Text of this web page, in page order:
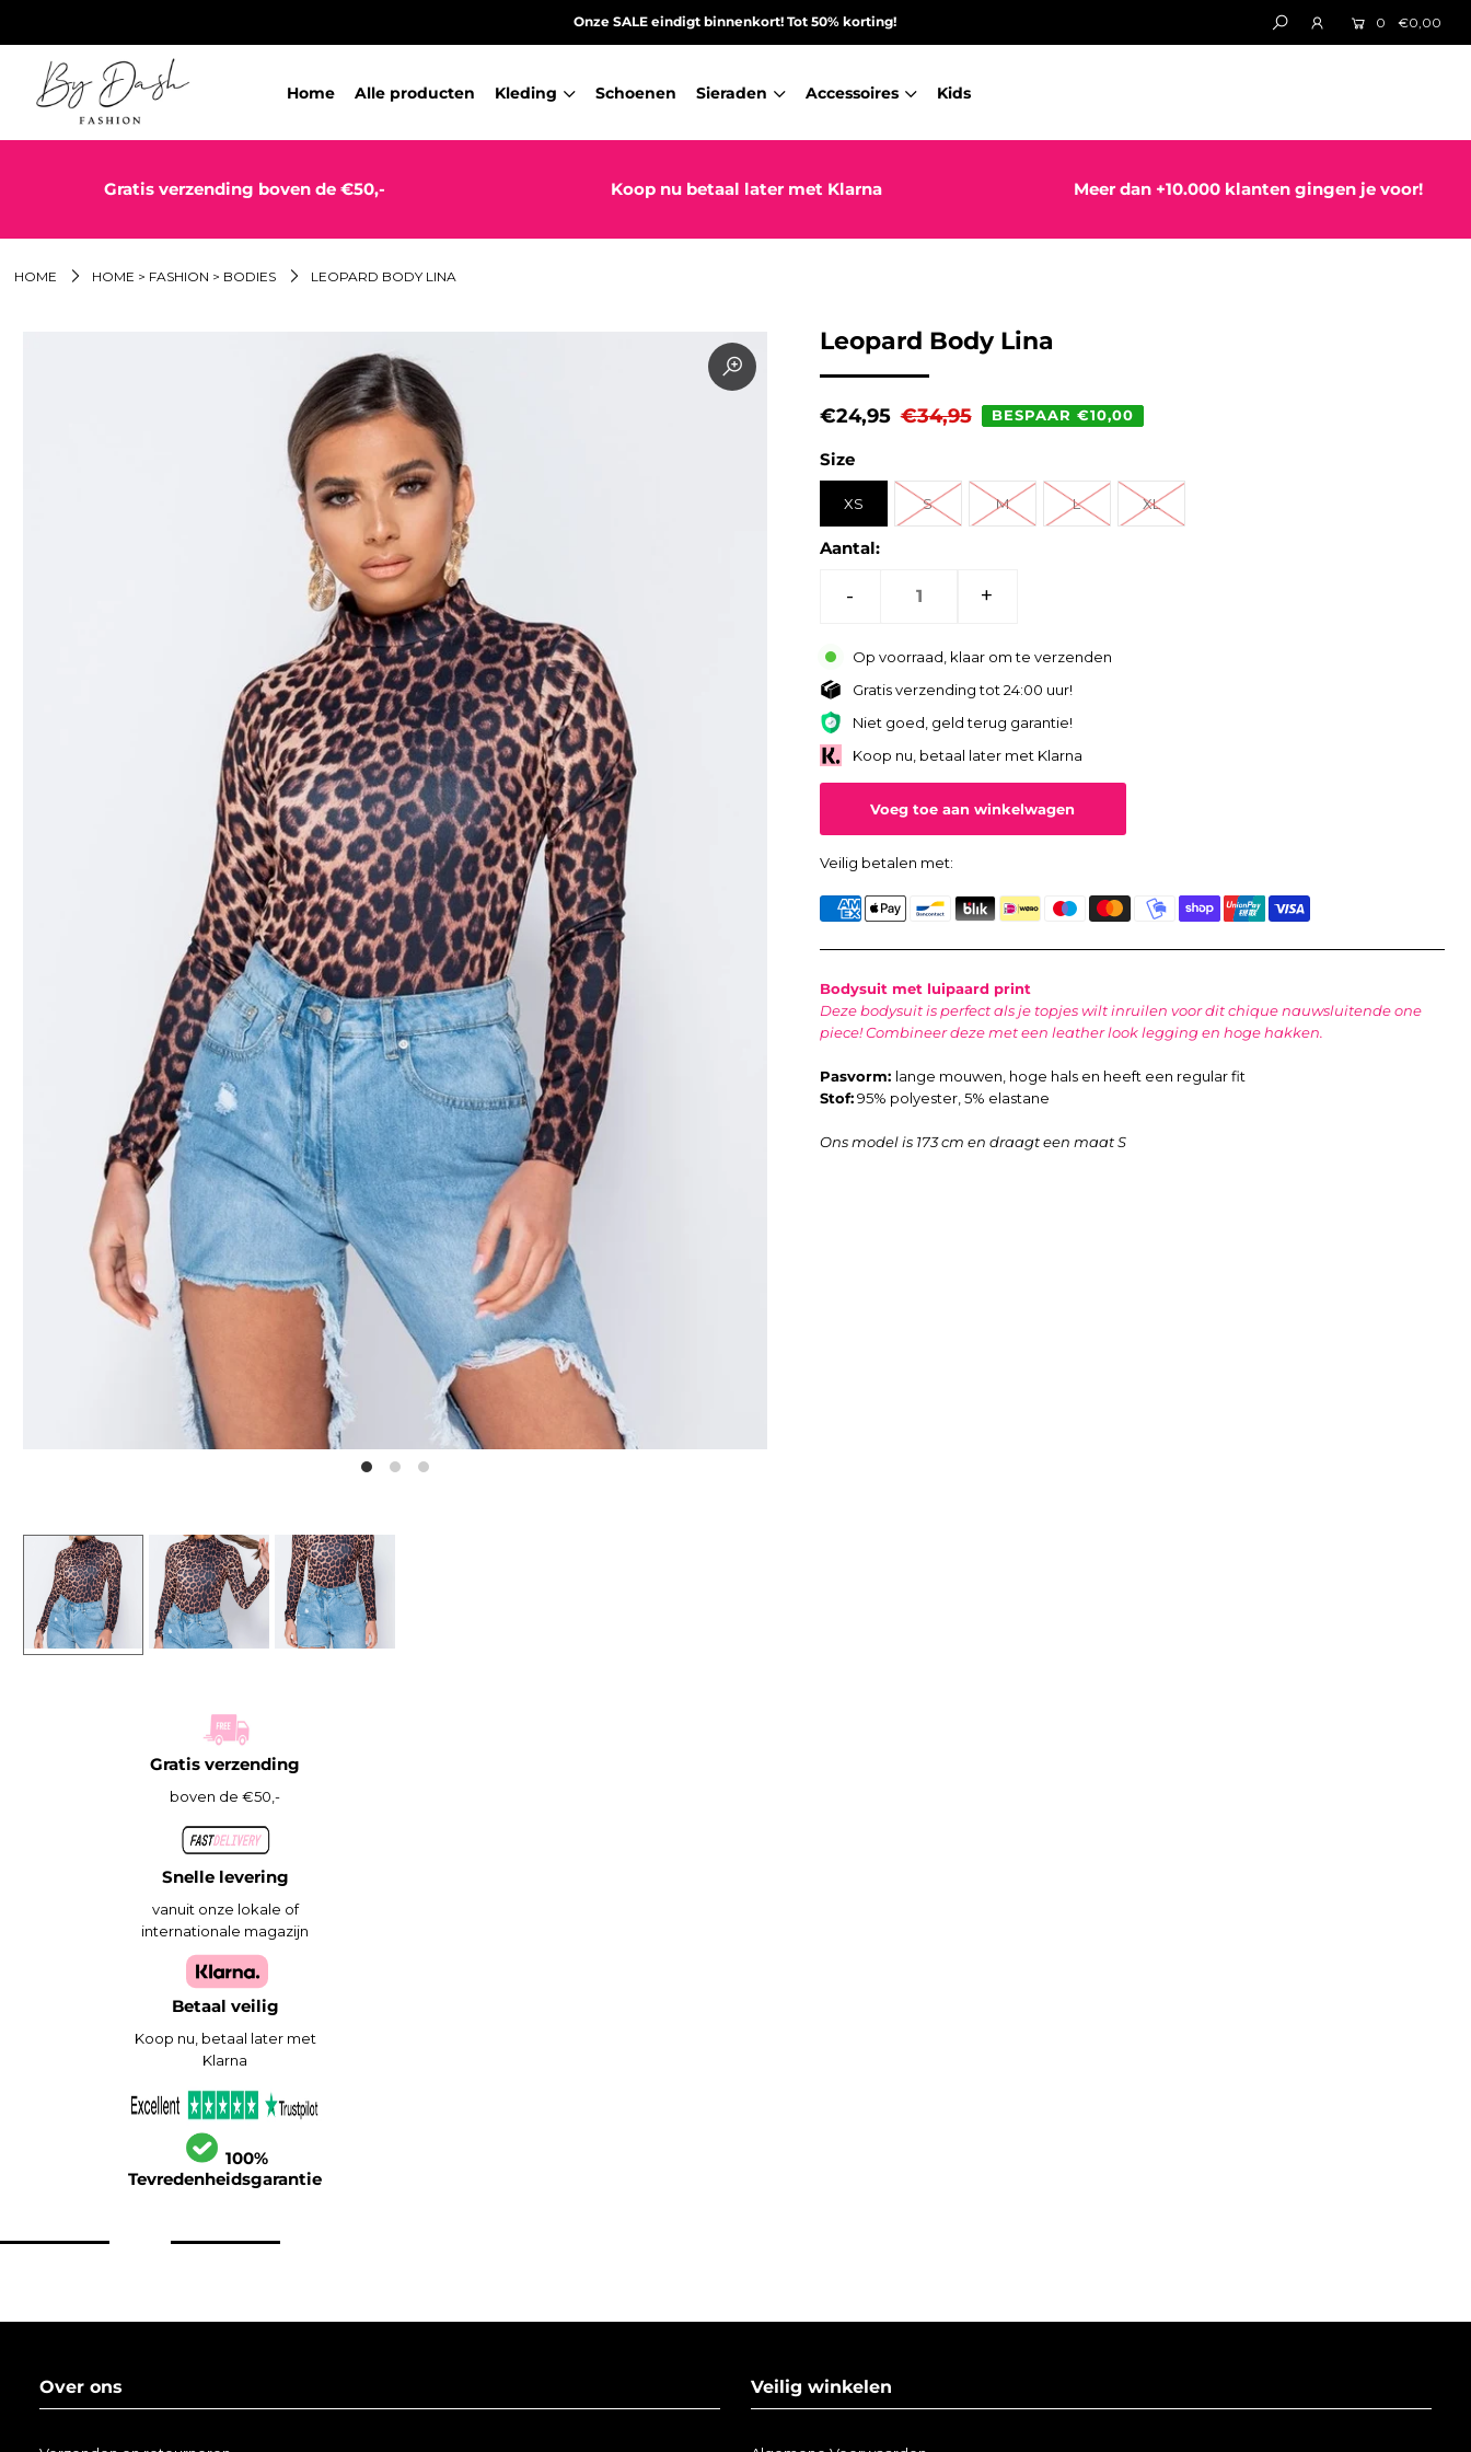
Onze SALE eindigt binnenkort! Tot 50% korting! 0 €0,00
Home Alle producten Kleding Schoenen Sieraden Accessoires Kids
Gratis verzending boven de €50,- Koop nu betaal later met Klarna Meer dan +10.000 klanten gingen je voor!
HOME HOME > FASHION > BODIES LEOPARD BODY LINA
Leopard Body Lina
€24,95 €34,95 BESPAAR €10,00
Size
XS S M L XL
Aantal:
- +
Op voorraad, klaar om te verzenden
Gratis verzending tot 24:00 uur!
Niet goed, geld terug garantie!
Koop nu, betaal later met Klarna
Veilig betalen met:
Bodysuit met luipaard print
Deze bodysuit is perfect als je topjes wilt inruilen voor dit chique nauwsluitende one
piece! Combineer deze met een leather look legging en hoge hakken.
Pasvorm: lange mouwen, hoge hals en heeft een regular fit
Stof:95% polyester, 5% elastane
Ons model is 173 cm en draagt een maat S
Gratis verzending
boven de €50,-
Snelle levering
vanuit onze lokale of
internationale magazijn
Betaal veilig
Koop nu, betaal later met
Klarna
100%
Tevredenheidsgarantie
Over ons Veilig winkelen